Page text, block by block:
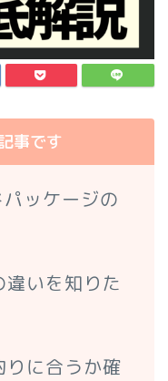
事です
ッケージの
違いを知りた
りに合うか確